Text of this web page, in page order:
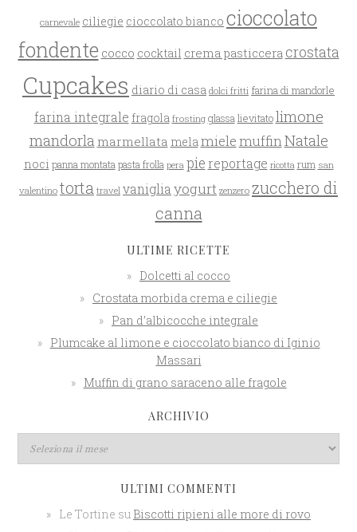
carnevale ciliegie cioccolato bianco cioccolato
fondente cocco cocktail crema pasticcera crostata
Cupcakes diario di casa dolci fritti farina di mandorle
farina integrale fragola frosting glassa lievitato limone
mandorla marmellata melamielemuffin Natale
noci panna montata pasta frolla pera pie reportage ricotta rum san
valentino torta travel vaniglia yogurt zenzero zucchero di
canna
ULTIME RICETTE
Dolcetti al cocco
Crostata morbida crema e ciliegie
Pan d’albicocche integrale
Plumcake al limone e cioccolato bianco di Iginio
Massari
Muffin di grano saraceno alle fragole
ARCHIVIO
ULTIMI COMMENTI
Le Tortine su Biscotti ripieni alle more di rovo